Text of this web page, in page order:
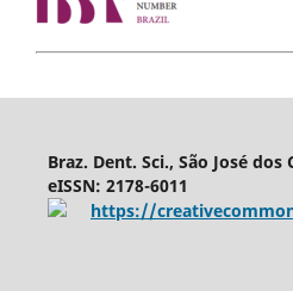
Braz. Dent. Sci., São José dos
eISSN: 2178-6011
https://